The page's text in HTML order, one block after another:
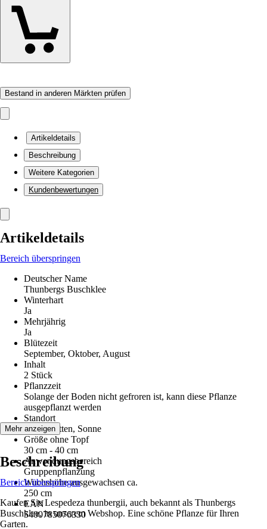
Bestand in anderen Märkten prüfen
Artikeldetails
Beschreibung
Weitere Kategorien
Kundenbewertungen
Artikeldetails
Bereich überspringen
Deutscher Name
Thunbergs Buschklee
Winterhart
Ja
Mehrjährig
Ja
Blütezeit
September, Oktober, August
Inhalt
2 Stück
Pflanzzeit
Solange der Boden nicht gefroren ist, kann diese Pflanze
ausgepflanzt werden
Standort
Halbschatten, Sonne
Größe ohne Topf
30 cm - 40 cm
Anwendungsbereich
Gruppenpflanzung
Wuchshöhe ausgewachsen ca.
250 cm
EAN
5400785076330
Mehr anzeigen
Beschreibung
Bereich überspringen
Kaufen Sie Lespedeza thunbergii, auch bekannt als Thunbergs
Buschklee, in unserem Webshop. Eine schöne Pflanze für Ihren
Garten.